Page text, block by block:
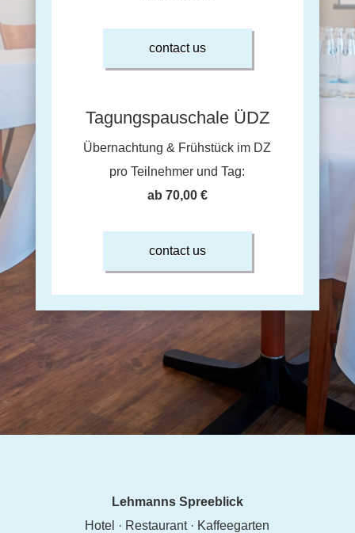
contact us
Tagungspauschale ÜDZ
Übernachtung & Frühstück im DZ
pro Teilnehmer und Tag:
ab 70,00 €
contact us
Lehmanns Spreeblick
Hotel · Restaurant · Kaffeegarten